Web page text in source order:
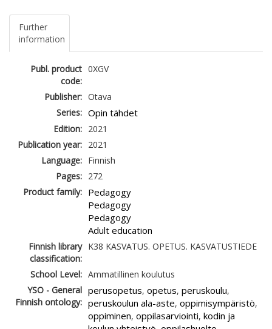
Further
information
Publ. product
code:
0XGV
Publisher: Otava
Series: Opin tähdet
Edition: 2021
Publication year: 2021
Language: Finnish
Pages: 272
Product family: Pedagogy
Pedagogy
Pedagogy
Adult education
Finnish library
classification:
K38 KASVATUS. OPETUS. KASVATUSTIEDE
School Level: Ammatillinen koulutus
YSO - General
Finnish ontology:
perusopetus, opetus, peruskoulu,
peruskoulun ala-aste, oppimisympäristö,
oppiminen, oppilasarviointi, kodin ja